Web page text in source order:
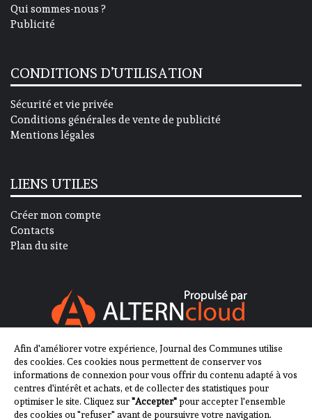
Qui sommes-nous ?
Publicité
CONDITIONS D’UTILISATION
Sécurité et vie privée
Conditions générales de vente de publicité
Mentions légales
LIENS UTILES
Créer mon compte
Contacts
Plan du site
SUIVEZ-NOUS SUR
Afin d'améliorer votre expérience, Journal des Communes utilise
des cookies. Ces cookies nous permettent de conserver vos
informations de connexion pour vous offrir du contenu adapté à vos
centres d'intérêt et achats, et de collecter des statistiques pour
optimiser le site. Cliquez sur"Accepter"pour accepter l'ensemble
des cookies ou "refuser" avant de poursuivre votre navigation.